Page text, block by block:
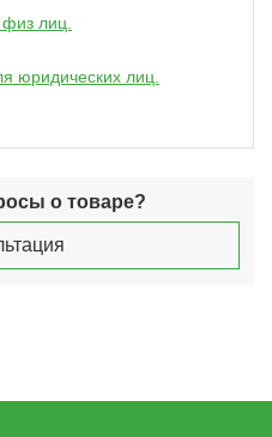
лиц.
юридических лиц.
о товаре?